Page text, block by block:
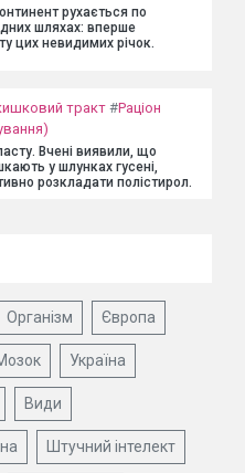
рухається по
шляхах: вперше
цих невидимих річок.
тракт #Раціон
Вчені виявили, що
у шлунках гусені,
розкладати полістирол.
Організм Європа
Україна
Види
Штучний інтелект